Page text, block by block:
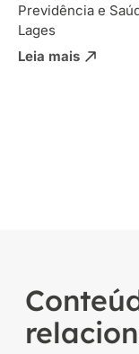
Previdência e
Lages
Leia mais